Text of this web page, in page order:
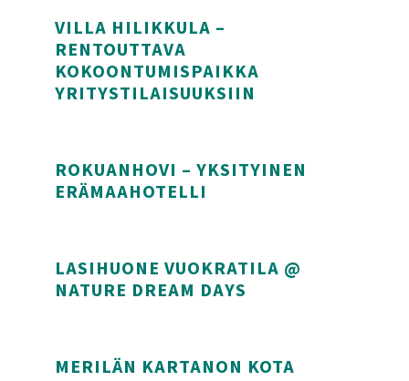
VILLA HILIKKULA –
RENTOUTTAVA
KOKOONTUMISPAIKKA
YRITYSTILAISUUKSIIN
ROKUANHOVI – YKSITYINEN
ERÄMAAHOTELLI
LASIHUONE VUOKRATILA @
NATURE DREAM DAYS
MERILÄN KARTANON KOTA